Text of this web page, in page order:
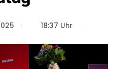
18:37 Uhr